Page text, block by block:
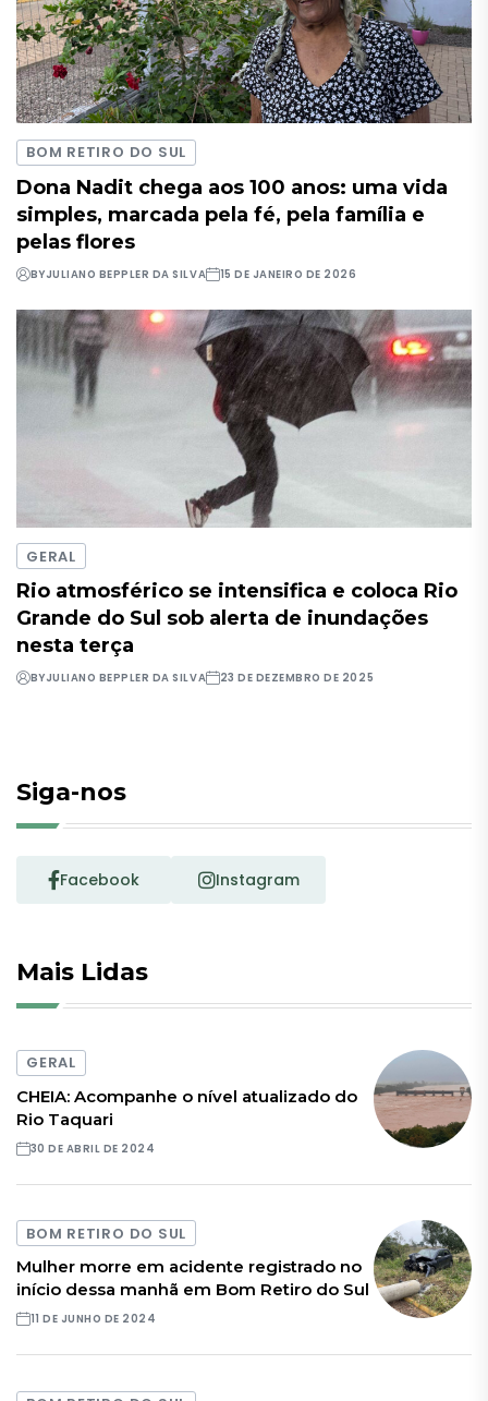
BOM RETIRO DO SUL
Dona Nadit chega aos 100 anos: uma vida
simples, marcada pela fé, pela família e
pelas flores
BYJULIANO BEPPLER DA SILVA 15 DE JANEIRO DE 2026
GERAL
Rio atmosférico se intensifica e coloca Rio
Grande do Sul sob alerta de inundações
nesta terça
BYJULIANO BEPPLER DA SILVA 23 DE DEZEMBRO DE 2025
Siga-nos
Facebook Instagram
Mais Lidas
GERAL
CHEIA: Acompanhe o nível atualizado do
Rio Taquari
30 DE ABRIL DE 2024
BOM RETIRO DO SUL
Mulher morre em acidente registrado no
início dessa manhã em Bom Retiro do Sul
11 DE JUNHO DE 2024